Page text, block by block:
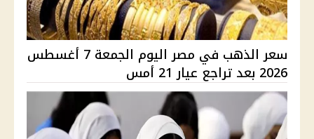
سعر الذهب في مصر اليوم الجمعة 7 أغسطس
2026 بعد تراجع عيار 21 أمس